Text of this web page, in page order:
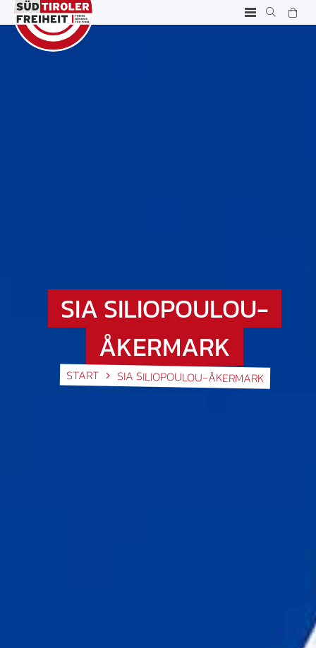
SIA SILIOPOULOU-
ÅKERMARK
START SIA SILIOPOULOU-ÅKERMARK